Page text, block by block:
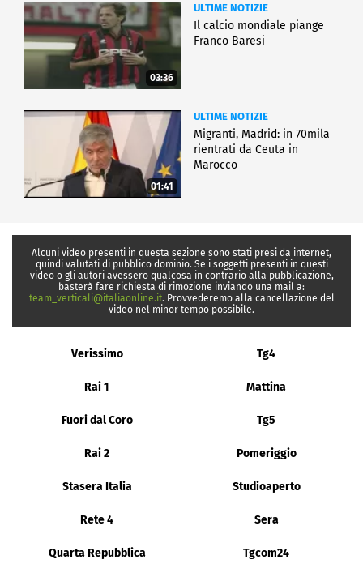
03:36
ULTIME NOTIZIE
Il calcio mondiale piange
Franco Baresi
01:41
ULTIME NOTIZIE
Migranti, Madrid: in 70mila
rientrati da Ceuta in
Marocco
Alcuni video presenti in questa sezione sono stati presi da internet,
quindi valutati di pubblico dominio. Se i soggetti presenti in questi
video o gli autori avessero qualcosa in contrario alla pubblicazione,
basterà fare richiesta di rimozione inviando una mail a:
team_verticali@italiaonline.it. Provvederemo alla cancellazione del
video nel minor tempo possibile.
Verissimo Tg4
Rai 1 Mattina
Fuori dal Coro Tg5
Rai 2 Pomeriggio
Stasera Italia Studioaperto
Rete 4 Sera
Quarta Repubblica Tgcom24